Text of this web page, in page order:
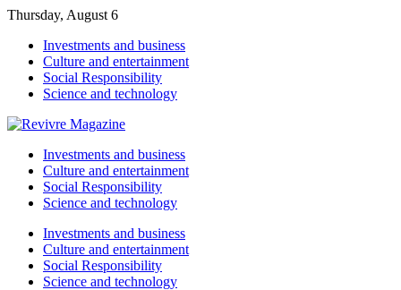
Thursday, August 6
Investments and business
Culture and entertainment
Social Responsibility
Science and technology
Investments and business
Culture and entertainment
Social Responsibility
Science and technology
Investments and business
Culture and entertainment
Social Responsibility
Science and technology